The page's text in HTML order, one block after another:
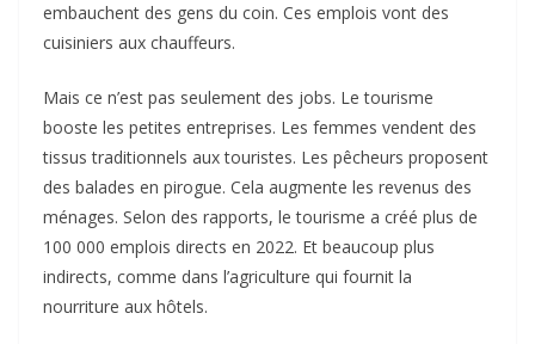
embauchent des gens du coin. Ces emplois vont des
cuisiniers aux chauffeurs.
Mais ce n’est pas seulement des jobs. Le tourisme
booste les petites entreprises. Les femmes vendent des
tissus traditionnels aux touristes. Les pêcheurs proposent
des balades en pirogue. Cela augmente les revenus des
ménages. Selon des rapports, le tourisme a créé plus de
100 000 emplois directs en 2022. Et beaucoup plus
indirects, comme dans l’agriculture qui fournit la
nourriture aux hôtels.